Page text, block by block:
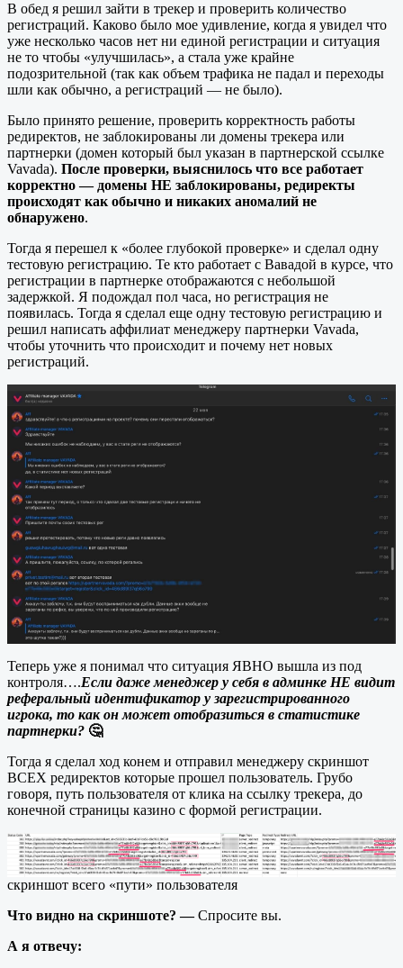
В обед я решил зайти в трекер и проверить количество
регистраций. Каково было мое удивление, когда я увидел что
уже несколько часов нет ни единой регистрации и ситуация
не то чтобы «улучшилась», а стала уже крайне
подозрительной (так как объем трафика не падал и переходы
шли как обычно, а регистраций — не было).
Было принято решение, проверить корректность работы
редиректов, не заблокированы ли домены трекера или
партнерки (домен который был указан в партнерской ссылке
Vavada). После проверки, выяснилось что все работает
корректно — домены НЕ заблокированы, редиректы
происходят как обычно и никаких аномалий не
обнаружено.
Тогда я перешел к «более глубокой проверке» и сделал одну
тестовую регистрацию. Те кто работает с Вавадой в курсе, что
регистрации в партнерке отображаются с небольшой
задержкой. Я подождал пол часа, но регистрация не
появилась. Тогда я сделал еще одну тестовую регистрацию и
решил написать аффилиат менеджеру партнерки Vavada,
чтобы уточнить что происходит и почему нет новых
регистраций.
Теперь уже я понимал что ситуация ЯВНО вышла из под
контроля….Если даже менеджер у себя в админке НЕ видит
реферальный идентификатор у зарегистрированного
игрока, то как он может отобразиться в статистике
партнерки? 🤔
Тогда я сделал ход конем и отправил менеджеру скриншот
ВСЕХ редиректов которые прошел пользователь. Грубо
говоря, путь пользователя от клика на ссылку трекера, до
конечной страницы казино с формой регистрации.
скриншот всего «пути» пользователя
Что видно на скриншоте? —Спросите вы.
А я отвечу: